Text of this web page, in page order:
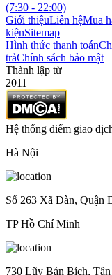
(7:30 - 22:00)
Giới thiệuLiên hệMua
kiệnSitemap
Hình thức thanh toán
trảChính sách bảo mật
Thành lập từ
2011
Hệ thống điểm giao
Hà Nội
Số 263 Xã Đàn, Quận
TP Hồ Chí Minh
730 Lũy Bán Bích,